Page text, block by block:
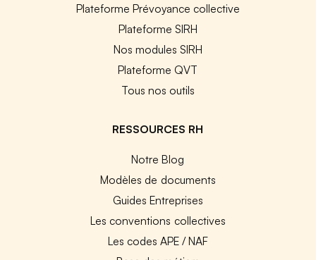
Plateforme Prévoyance collective
Plateforme SIRH
Nos modules SIRH
Plateforme QVT
Tous nos outils
RESSOURCES RH
Notre Blog
Modèles de documents
Guides Entreprises
Les conventions collectives
Les codes APE / NAF